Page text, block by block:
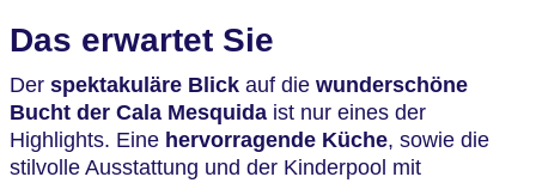
Das erwartet Sie
Der spektakuläre Blick auf die wunderschöne
Bucht der Cala Mesquida ist nur eines der
Highlights. Eine hervorragende Küche, sowie die
stilvolle Ausstattung und der Kinderpool mit